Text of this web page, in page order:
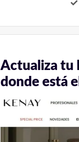
Actualiza tu
donde está